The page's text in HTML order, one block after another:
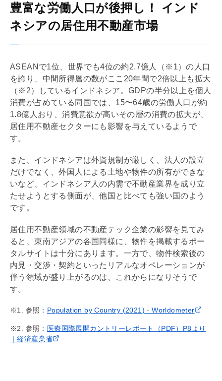
豊富な労働人口が後押し！ インド
ネシアの居住用不動産市場
ASEANで1位、世界でも4位の約2.7億人（※1）の人口
を誇り、中間所得層の数がここ20年間で2倍以上も拡大
（※2）しているインドネシア。GDPの半分以上を個人
消費が占めている同国では、15〜64歳の労働人口が約
1.8億人おり、消費意欲が高いその層の消費の拡大が、
居住用不動産セクターにも影響を与えているようで
す。
また、インドネシアは外資規制が厳しく、法人の設立
だけでなく、外国人による土地や物件の所有ができな
いなど、インドネシア人の内需で不動産業界を成り立
たせようとする側面が、他国と比べても強い国のよう
です。
居住用不動産領域の不動産テック企業の影響を見てみ
ると、東南アジアの各国同様に、物件を掲載するポー
タルサイトは十分にあります。一方で、物件検索後の
内見 ・交渉・契約といったリアルなオペレーションが
伴う領域が盛り上がるのは、これからになりそうで
す。
※1. 参照： Population by Country (2021) - Worldometer
※2. 参照： 医療国際展開カントリーレポート（PDF）P8より
｜経済産業省